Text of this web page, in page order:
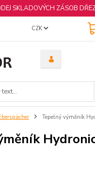
SKLADOVÝCH ZÁSOB
CZK
Tepelný výměník